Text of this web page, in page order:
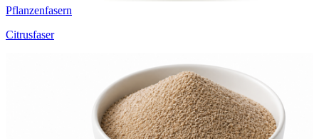
Pflanzenfasern
Citrusfaser